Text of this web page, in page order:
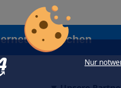
Nur
erneut versuchen